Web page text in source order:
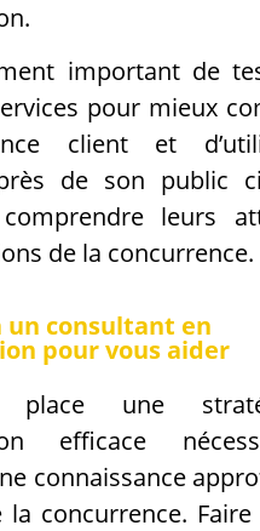
important de
pour mieux
client et
de son public
leurs
de la concurrence.
un consultant en
pour vous aider
place une
efficace
connaissance
concurrence. Faire